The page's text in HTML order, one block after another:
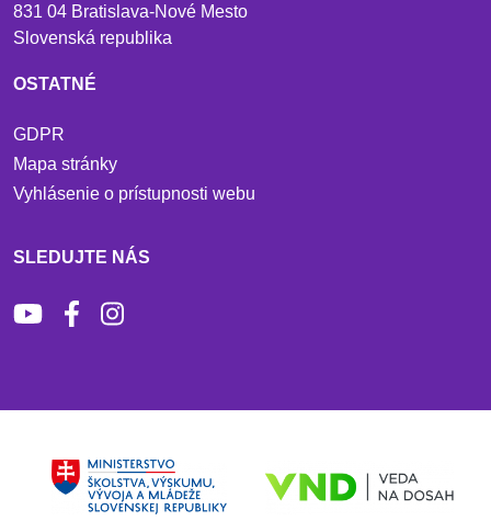
831 04 Bratislava-Nové Mesto
Slovenská republika
OSTATNÉ
GDPR
Mapa stránky
Vyhlásenie o prístupnosti webu
SLEDUJTE NÁS